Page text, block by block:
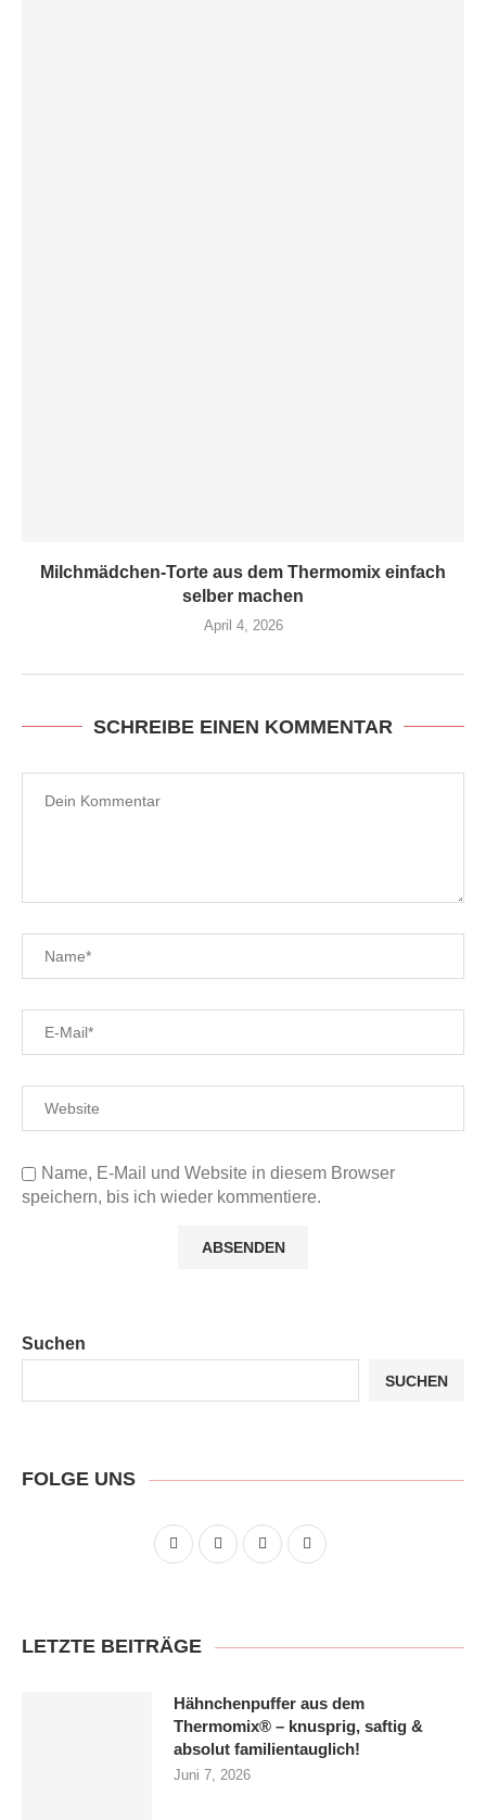
Milchmädchen-Torte aus dem Thermomix einfach
selber machen
April 4, 2026
SCHREIBE EINEN KOMMENTAR
Name, E-Mail und Website in diesem Browser
speichern, bis ich wieder kommentiere.
Suchen
SUCHEN
FOLGE UNS
LETZTE BEITRÄGE
Hähnchenpuffer aus dem
Thermomix® – knusprig, saftig &
absolut familien­tauglich!
Juni 7, 2026